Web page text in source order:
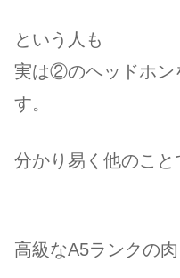
という人も
実は②のヘッドホン
す。
分かり易く他のこと
高級なA5ランクの